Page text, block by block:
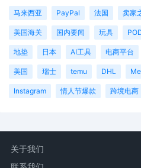
马来西亚 PayPal 法国 卖家
美国海关 国内要闻 玩具
地垫 日本 AI工具 电商平台
美国 瑞士 temu DHL
Instagram 情人节爆款 跨境电商
关于我们